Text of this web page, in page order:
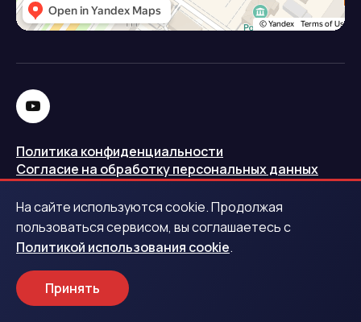
Политика конфиденциальности
Согласие на обработку персональных данных
Политика использования cookie
Запись в реестре операторов персональных данных
РКН
Центральный банк Российской Федерации
На сайте используются cookie. Продолжая
пользоваться сервисом, вы соглашаетесь с
Политикой использования cookie.
Принять